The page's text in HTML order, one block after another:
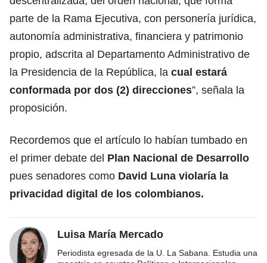
parte de la Rama Ejecutiva, con personería jurídica,
autonomía administrativa, financiera y patrimonio
propio, adscrita al Departamento Administrativo de
la Presidencia de la República, la cual estará
conformada por dos (2) direcciones”, señala la
proposición.
Recordemos que el artículo lo habían tumbado en
el primer debate del Plan Nacional de Desarrollo
pues senadores como David Luna violaría la
privacidad digital de los colombianos.
Luisa María Mercado
Periodista egresada de la U. La Sabana. Estudia una